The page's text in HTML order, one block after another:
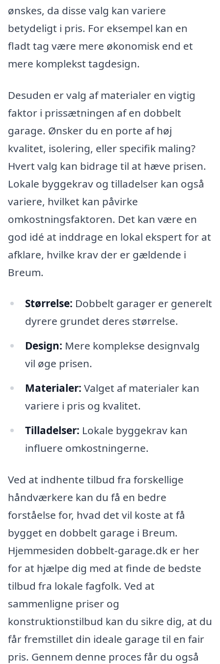
ønskes, da disse valg kan variere
betydeligt i pris. For eksempel kan en
fladt tag være mere økonomisk end et
mere komplekst tagdesign.
Desuden er valg af materialer en vigtig
faktor i prissætningen af en dobbelt
garage. Ønsker du en porte af høj
kvalitet, isolering, eller specifik maling?
Hvert valg kan bidrage til at hæve prisen.
Lokale byggekrav og tilladelser kan også
variere, hvilket kan påvirke
omkostningsfaktoren. Det kan være en
god idé at inddrage en lokal ekspert for at
afklare, hvilke krav der er gældende i
Breum.
Størrelse: Dobbelt garager er generelt
dyrere grundet deres størrelse.
Design: Mere komplekse designvalg
vil øge prisen.
Materialer: Valget af materialer kan
variere i pris og kvalitet.
Tilladelser: Lokale byggekrav kan
influere omkostningerne.
Ved at indhente tilbud fra forskellige
håndværkere kan du få en bedre
forståelse for, hvad det vil koste at få
bygget en dobbelt garage i Breum.
Hjemmesiden dobbelt-garage.dk er her
for at hjælpe dig med at finde de bedste
tilbud fra lokale fagfolk. Ved at
sammenligne priser og
konstruktionstilbud kan du sikre dig, at du
får fremstillet din ideale garage til en fair
pris. Gennem denne proces får du også